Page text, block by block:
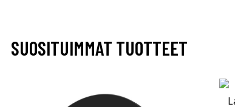
SUOSITUIMMAT TUOTTEET